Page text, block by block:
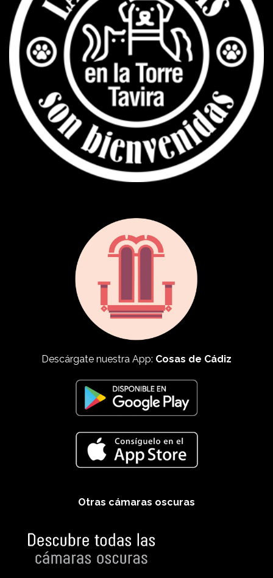
Descárgate nuestra App: Cosas de Cádiz
Otras cámaras oscuras